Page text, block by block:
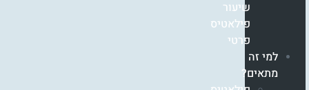
שיעור
פילאטיס
פרטי
למי זה
מתאים?